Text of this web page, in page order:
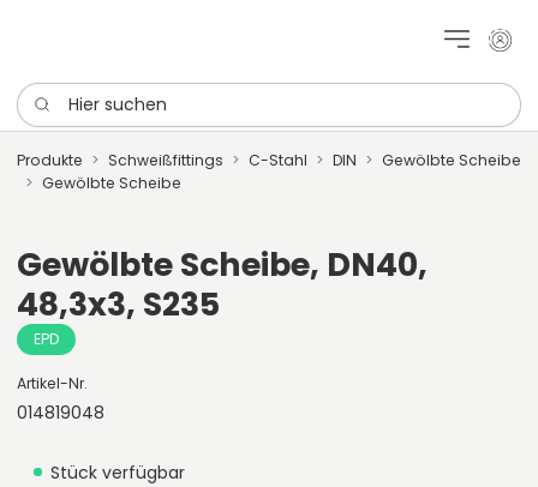
Mein
Hier suchen
Produkte Schweißfittings C-Stahl DIN
Gewölbte Scheibe
Gewölbte Scheibe
Gewölbte Scheibe, DN40,
48,3x3, S235
EPD
Artikel-Nr.
014819048
Stück verfügbar